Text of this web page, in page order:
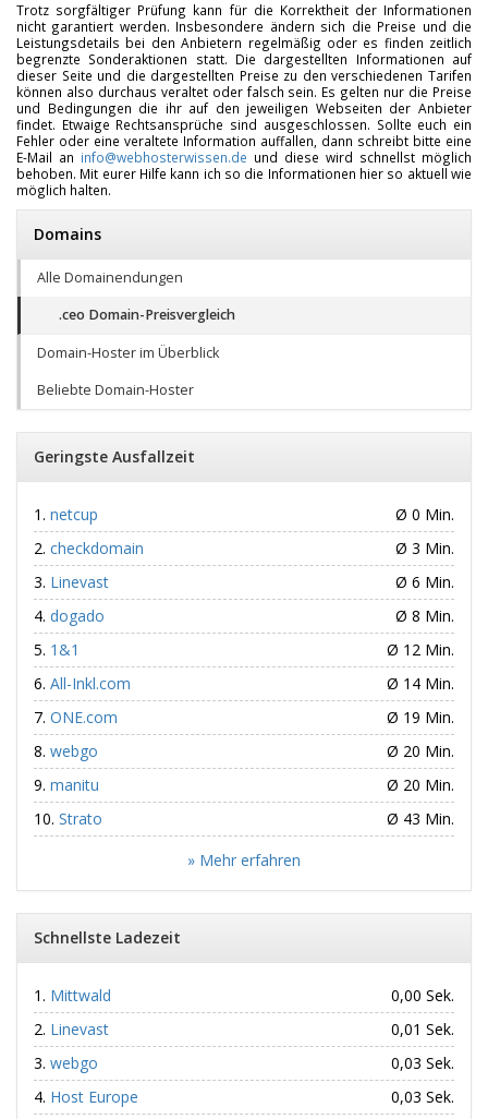
Trotz sorgfältiger Prüfung kann für die Korrektheit der Informationen
nicht garantiert werden. Insbesondere ändern sich die Preise und die
Leistungsdetails bei den Anbietern regelmäßig oder es finden zeitlich
begrenzte Sonderaktionen statt. Die dargestellten Informationen auf
dieser Seite und die dargestellten Preise zu den verschiedenen Tarifen
können also durchaus veraltet oder falsch sein. Es gelten nur die Preise
und Bedingungen die ihr auf den jeweiligen Webseiten der Anbieter
findet. Etwaige Rechtsansprüche sind ausgeschlossen. Sollte euch ein
Fehler oder eine veraltete Information auffallen, dann schreibt bitte eine
E-Mail an info@webhosterwissen.de und diese wird schnellst möglich
behoben. Mit eurer Hilfe kann ich so die Informationen hier so aktuell wie
möglich halten.
Domains
Alle Domainendungen
.ceo Domain-Preisvergleich
Domain-Hoster im Überblick
Beliebte Domain-Hoster
Geringste Ausfallzeit
netcup
Ø 0 Min.
checkdomain
Ø 3 Min.
Linevast
Ø 6 Min.
dogado
Ø 8 Min.
1&1
Ø 12 Min.
All-Inkl.com
Ø 14 Min.
ONE.com
Ø 19 Min.
webgo
Ø 20 Min.
manitu
Ø 20 Min.
Strato
Ø 43 Min.
» Mehr erfahren
Schnellste Ladezeit
Mittwald
0,00 Sek.
Linevast
0,01 Sek.
webgo
0,03 Sek.
Host Europe
0,03 Sek.